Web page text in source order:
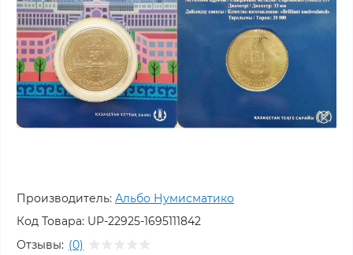
Производитель: Альбо Нумисматико
Код Товара: UP-22925-1695111842
Отзывы: (0)